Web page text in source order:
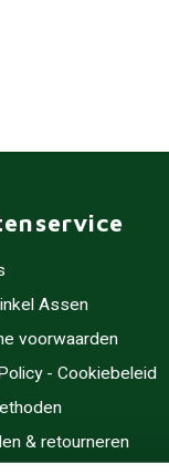
Assen
voorwaarden
- Cookiebeleid
& retourneren